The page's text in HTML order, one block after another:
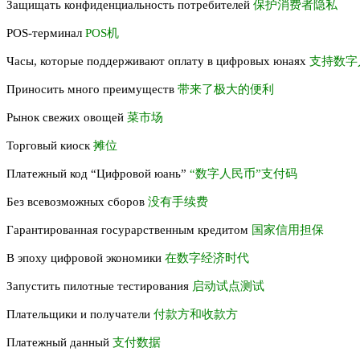
Защищать конфиденциальность потребителей 保护消费者隐私
POS-терминал POS机
Часы, которые поддерживают оплату в цифровых юнаях 支持数
Приносить много преимуществ 带来了极大的便利
Рынок свежих овощей 菜市场
Торговый киоск摊位
Платежный код “Цифровой юань” “数字人民币”支付码
Без всевозможных сборов 没有手续费
Гарантированная госурарственным кредитом 国家信用担保
В эпоху цифровой экономики 在数字经济时代
Запустить пилотные тестирования 启动试点测试
Плательщики и получатели 付款方和收款方
Платежный данный 支付数据